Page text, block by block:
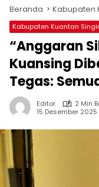
Beranda Kabupaten
Kabupaten Kuantan
“Anggaran
Kuansing
Tegas:
Editor
2 Min
15 Desember 2025